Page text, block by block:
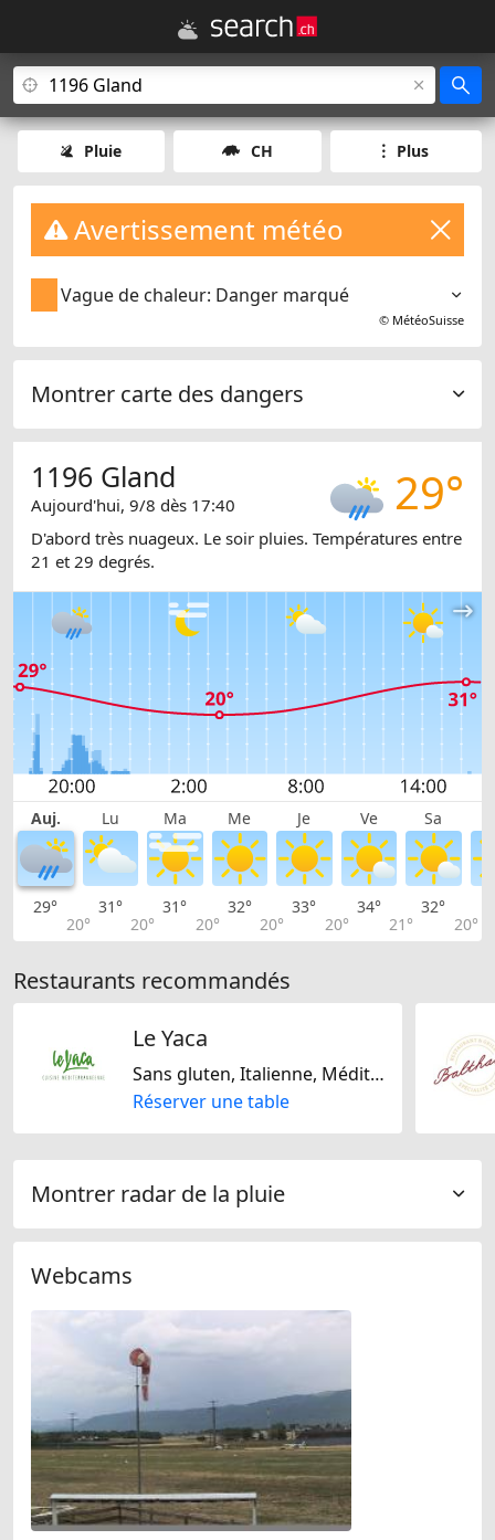
Pluie CH Plus
Avertissement météo
Vague de chaleur: Danger marqué
© MétéoSuisse
Montrer carte des dangers
29°
1196 Gland
Aujourd'hui, 9/8 dès 17:40
D'abord très nuageux. Le soir pluies. Températures entre
21 et 29 degrés.
Auj. Lu Ma Me Je Ve Sa
29°
20°
31°
20°
31°
20°
32°
20°
33°
20°
34°
21°
32°
20°
Restaurants recommandés
Le Yaca
Sans gluten, Italienne, Méditarranéenne, Française, Sans lactose
Réserver une table
Montrer radar de la pluie
Webcams